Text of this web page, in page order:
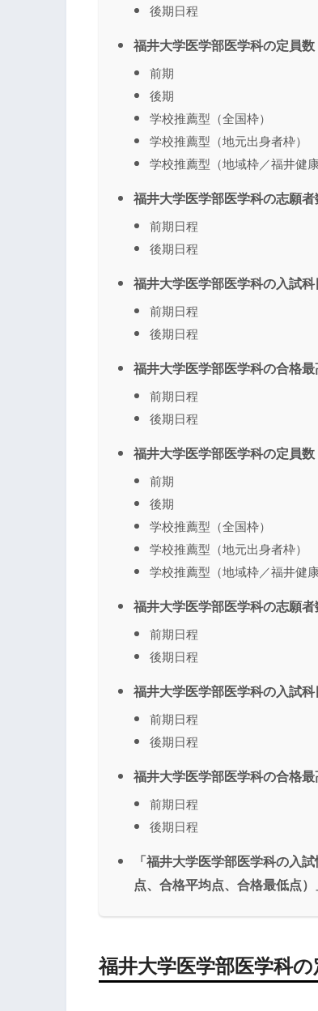
後期日程
福井大学医学部医学科の定員数
前期
後期
学校推薦型（全国枠）
学校推薦型（地元出身者枠）
学校推薦型（地域枠／福井健康
福井大学医学部医学科の志願者
前期日程
後期日程
福井大学医学部医学科の入試科
前期日程
後期日程
福井大学医学部医学科の合格
前期日程
後期日程
福井大学医学部医学科の定員数
前期
後期
学校推薦型（全国枠）
学校推薦型（地元出身者枠）
学校推薦型（地域枠／福井健康
福井大学医学部医学科の志願者
前期日程
後期日程
福井大学医学部医学科の入試科
前期日程
後期日程
福井大学医学部医学科の合格
前期日程
後期日程
「福井大学医学部医学科の入
点、合格平均点、合格最低点
福井大学医学部医学科